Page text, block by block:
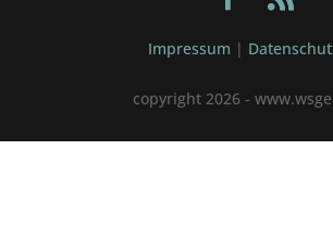
Impressum |
copyright 2026 -